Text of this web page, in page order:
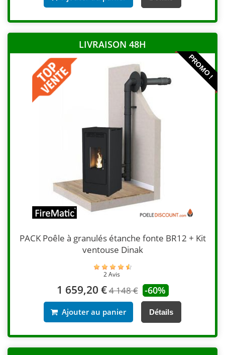
LIVRAISON 48H
PROMO !
PACK Poêle à granulés étanche fonte BR12 + Kit
ventouse Dinak
2 Avis
1 659,20 €4 148 € -60%
Ajouter au panier Détails